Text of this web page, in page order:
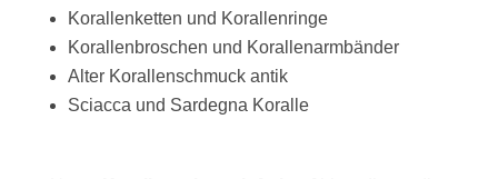
Korallenketten und Korallenringe
Korallenbroschen und Korallenarmbänder
Alter Korallenschmuck antik
Sciacca und Sardegna Koralle